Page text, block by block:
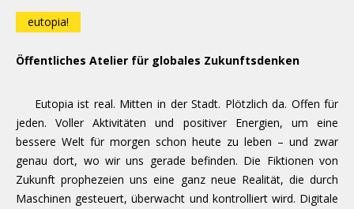
eutopia!
Öffentliches Atelier für globales Zukunftsdenken
Eutopia ist real. Mitten in der Stadt. Plötzlich da. Offen für
jeden. Voller Aktivitäten und positiver Energien, um eine
bessere Welt für morgen schon heute zu leben – und zwar
genau dort, wo wir uns gerade befinden. Die Fiktionen von
Zukunft prophezeien uns eine ganz neue Realität, die durch
Maschinen gesteuert, überwacht und kontrolliert wird. Digitale